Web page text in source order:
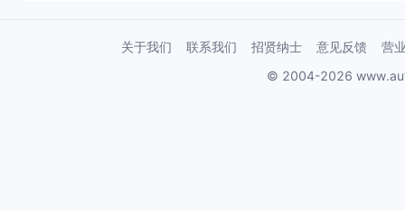
关于我们 联系我们 招贤纳士 意见反馈
营
© 2004-2026